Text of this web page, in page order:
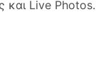
και Live Photos.